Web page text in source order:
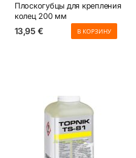
Плоскогубцы для крепления
колец 200 мм
13,95 € В КОРЗИНУ